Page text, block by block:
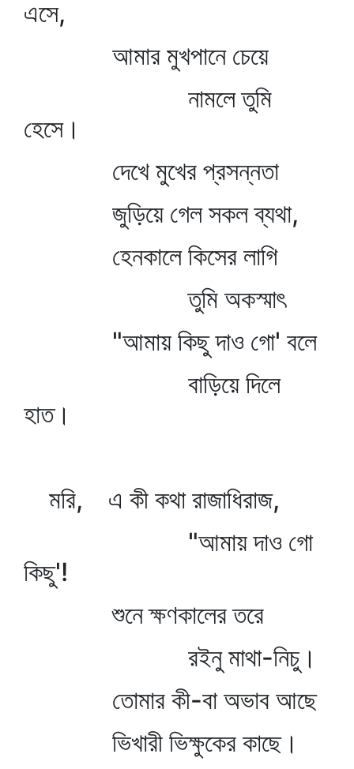
এসে,
আমার মুখপানে চেয়ে
নামলে তুমি
হেসে।
দেখে মুখের প্রসন্নতা
জুড়িয়ে গেল সকল ব্যথা,
হেনকালে কিসের লাগি
তুমি অকস্মাৎ
"আমায় কিছু দাও গো' বলে
বাড়িয়ে দিলে
হাত।
মরি, এ কী কথা রাজাধিরাজ,
"আমায় দাও গো
কিছু'!
শুনে ক্ষণকালের তরে
রইনু মাথা-নিচু।
তোমার কী-বা অভাব আছে
ভিখারী ভিক্ষুকের কাছে।